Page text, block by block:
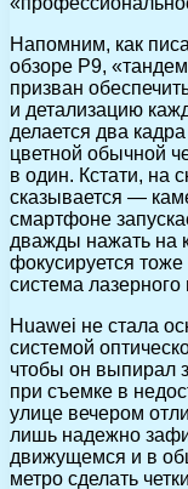
Напомним, как
обзоре P9,
призван
и детализацию
делается два
цветной обычной
в один. Кстати, на
сказывается —
смартфоне
дважды нажать на
фокусируется
система
Huawei не стала
системой
чтобы он выпирал
при съемке в
улице вечером
лишь надежно
движущемся и в
метро сделать